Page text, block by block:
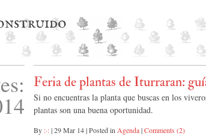
Feria de plantas de Iturraran:
Si no encuentras la planta que buscas en los
plantas son una buena oportunidad.
By :·:|29 Mar 14|Posted inAgenda|Comments (2)